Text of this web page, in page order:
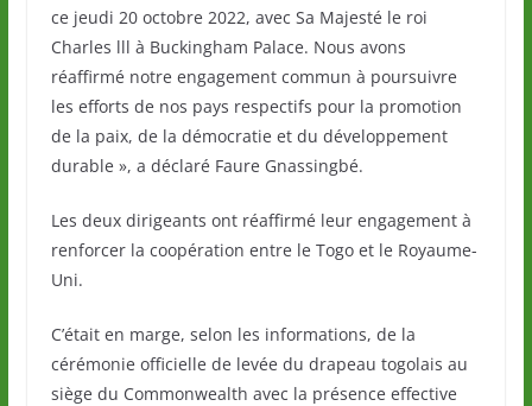
ce jeudi 20 octobre 2022, avec Sa Majesté le roi
Charles lll à Buckingham Palace. Nous avons
réaffirmé notre engagement commun à poursuivre
les efforts de nos pays respectifs pour la promotion
de la paix, de la démocratie et du développement
durable », a déclaré Faure Gnassingbé.
Les deux dirigeants ont réaffirmé leur engagement à
renforcer la coopération entre le Togo et le Royaume-
Uni.
C’était en marge, selon les informations, de la
cérémonie officielle de levée du drapeau togolais au
siège du Commonwealth avec la présence effective